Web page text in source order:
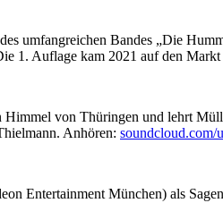
umfangreichen Bandes „Die
1. Auflage kam 2021 auf den
von Thüringen und lehrt
Anhören: soundcloud.com/
Entertainment München) als